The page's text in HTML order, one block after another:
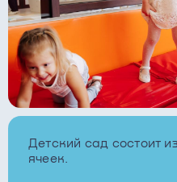
Детский сад состоит
ячеек.